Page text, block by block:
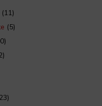
(11)
(5)